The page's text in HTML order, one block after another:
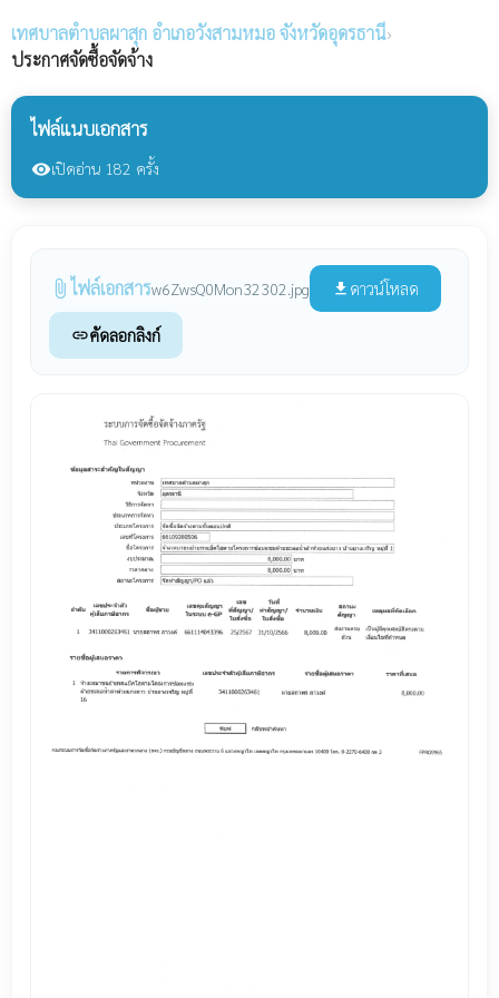
เทศบาลตำบลผาสุก อำเภอวังสามหมอ จังหวัดอุดรธานี›
ประกาศจัดซื้อจัดจ้าง
ไฟล์แนบเอกสาร
visibilityเปิดอ่าน 182 ครั้ง
attach_file ไฟล์เอกสารw6ZwsQ0Mon32302.jpg file_download ดาวน์โหลด
linkคัดลอกลิงก์